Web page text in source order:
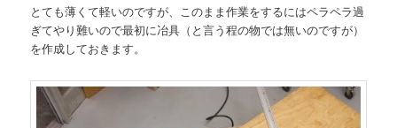
とても薄くて軽いのですが、このまま作業をするにはペラペラ過
ぎてやり難いので最初に冶具（と言う程の物では無いのですが）
を作成しておきます。